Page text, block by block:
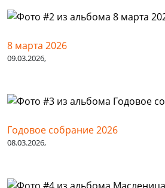
8 марта 2026
09.03.2026,
Годовое собрание 2026
08.03.2026,